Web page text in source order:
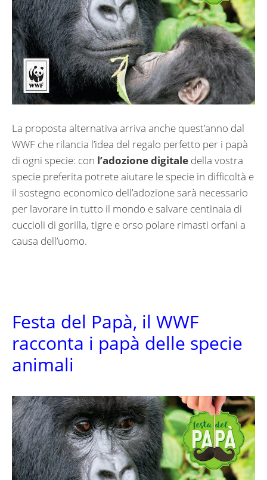
La proposta alternativa arriva anche quest’anno dal
WWF che rilancia l’idea del regalo perfetto per i papà
di ogni specie: con l’adozione digitale della vostra
specie preferita potrete aiutare le specie in difficoltà e
il sostegno economico dell’adozione sarà necessario
per lavorare in tutto il mondo e salvare centinaia di
cuccioli di gorilla, tigre e orso polare rimasti orfani a
causa dell’uomo.
Festa del Papà, il WWF
racconta i papà delle specie
animali